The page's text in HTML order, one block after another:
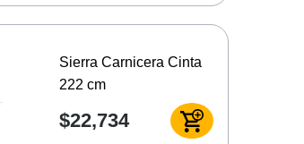
Sierra Carnicera Cinta
222 cm
$22,734